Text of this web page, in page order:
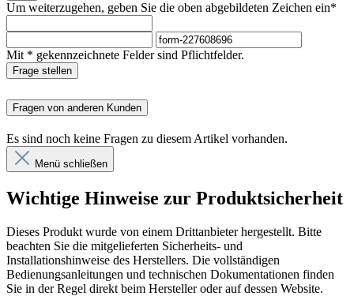
Um weiterzugehen, geben Sie die oben abgebildeten Zeichen ein*
Mit * gekennzeichnete Felder sind Pflichtfelder.
Frage stellen
Fragen von anderen Kunden
Es sind noch keine Fragen zu diesem Artikel vorhanden.
Menü schließen
Wichtige Hinweise zur Produktsicherheit
Dieses Produkt wurde von einem Drittanbieter hergestellt. Bitte
beachten Sie die mitgelieferten Sicherheits- und
Installationshinweise des Herstellers. Die vollständigen
Bedienungsanleitungen und technischen Dokumentationen finden
Sie in der Regel direkt beim Hersteller oder auf dessen Website.